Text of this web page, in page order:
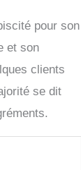
pour son
et son
clients
se dit